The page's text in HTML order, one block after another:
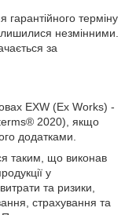
гарантійного терміну
незмінними.
за
EXW (Ex Works) -
2020), якщо
додатками.
таким, що виконав
у
та ризики,
страхування та